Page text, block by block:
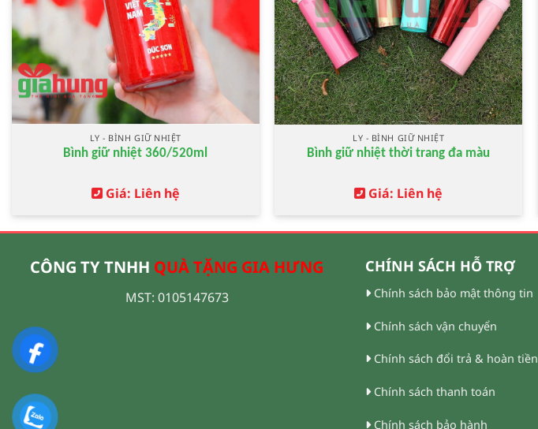
LY - BÌNH GIỮ NHIỆT
Bình giữ nhiệt 360/520ml
Giá: Liên hệ
LY - BÌNH GIỮ NHIỆT
Bình giữ nhiệt thời trang đa màu
Giá: Liên hệ
CÔNG TY TNHH QUÀ TẶNG GIA HƯNG
MST: 0105147673
CHÍNH SÁCH HỖ TRỢ
Chính sách bảo mật thông tin
Chính sách vận chuyển
Chính sách đổi trả & hoàn tiền
Chính sách thanh toán
Chính sách bảo hành